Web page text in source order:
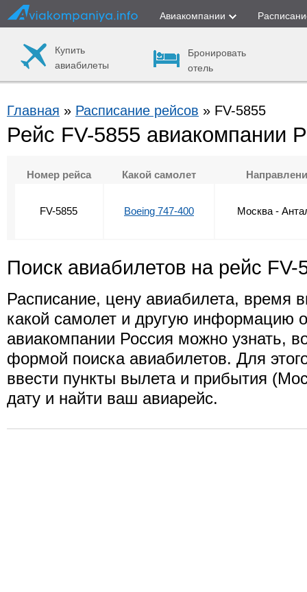
Авиакомпании
Купить
авиабилеты
Бронировать
отель
Главная » Расписание рейсов » FV-5855
Рейс FV-5855 авиакомпании
Номер рейса Какой самолет
FV-5855 Boeing 747-400 Москва -
Поиск авиабилетов на рейс FV-
Расписание, цену авиабилета, время
какой самолет и другую информацию
авиакомпании Россия можно узнать,
формой поиска авиабилетов. Для
ввести пункты вылета и прибытия
дату и найти ваш авиарейс.